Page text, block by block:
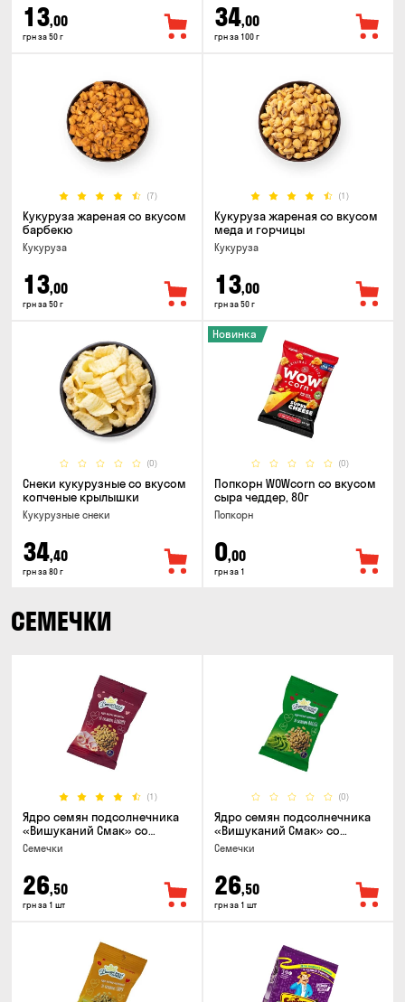
13,00
грн за 50 г
34,00
грн за 100 г
(7)
Кукуруза жареная со вкусом
барбекю
Кукуруза
13,00
грн за 50 г
(1)
Кукуруза жареная со вкусом
меда и горчицы
Кукуруза
13,00
грн за 50 г
(0)
Снеки кукурузные со вкусом
копченые крылышки
Кукурузные снеки
34,40
грн за 80 г
(0)
Новинка
Попкорн WOWcorn со вкусом
сыра чеддер, 80г
Попкорн
0,00
грн за 1
СЕМЕЧКИ
(1)
Ядро семян подсолнечника
«Вишуканий Смак» со
вкусом бекона, 80г
Семечки
26,50
грн за 1 шт
(0)
Ядро семян подсолнечника
«Вишуканий Смак» со
вкусом васаби, 80г
Семечки
26,50
грн за 1 шт